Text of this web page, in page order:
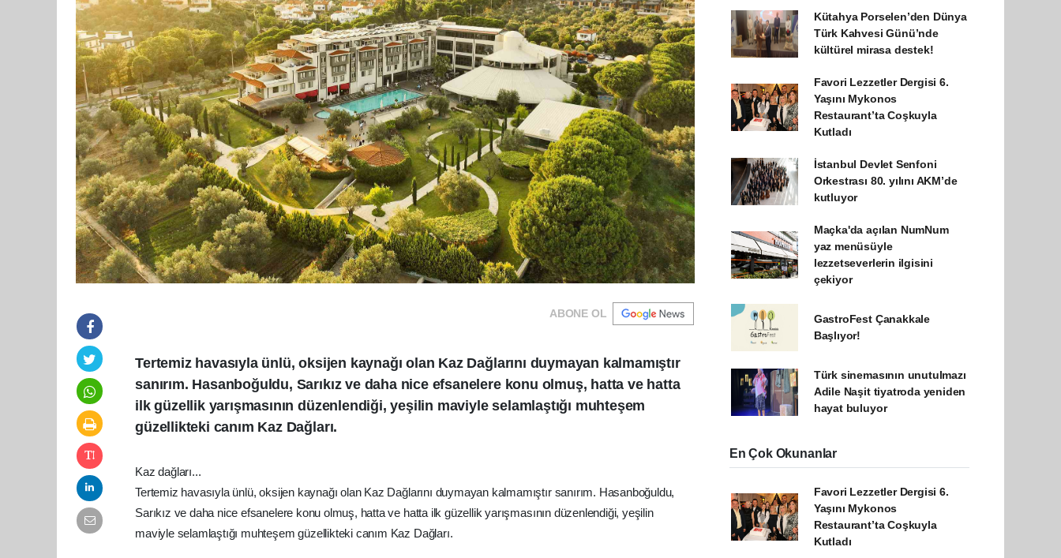
ABONE OL
Tertemiz havasıyla ünlü, oksijen kaynağı olan Kaz Dağlarını duymayan kalmamıştır
sanırım. Hasanboğuldu, Sarıkız ve daha nice efsanelere konu olmuş, hatta ve hatta
ilk güzellik yarışmasının düzenlendiği, yeşilin maviyle selamlaştığı muhteşem
güzellikteki canım Kaz Dağları.
Kaz dağları...
Tertemiz havasıyla ünlü, oksijen kaynağı olan Kaz Dağlarını duymayan kalmamıştır sanırım. Hasanboğuldu,
Sarıkız ve daha nice efsanelere konu olmuş, hatta ve hatta ilk güzellik yarışmasının düzenlendiği, yeşilin
maviyle selamlaştığı muhteşem güzellikteki canım Kaz Dağları.
Kütahya Porselen’den Dünya
Türk Kahvesi Günü’nde
kültürel mirasa destek!
Favori Lezzetler Dergisi 6.
Yaşını Mykonos
Restaurant’ta Coşkuyla
Kutladı
İstanbul Devlet Senfoni
Orkestrası 80. yılını AKM’de
kutluyor
Maçka'da açılan NumNum
yaz menüsüyle
lezzetseverlerin ilgisini
çekiyor
GastroFest Çanakkale
Başlıyor!
Türk sinemasının unutulmazı
Adile Naşit tiyatroda yeniden
hayat buluyor
En Çok Okunanlar
Favori Lezzetler Dergisi 6.
Yaşını Mykonos
Restaurant’ta Coşkuyla
Kutladı